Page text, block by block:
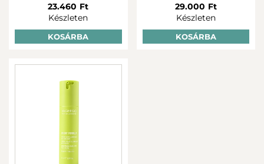
23.460 Ft
Készleten
KOSÁRBA
29.000 Ft
Készleten
KOSÁRBA